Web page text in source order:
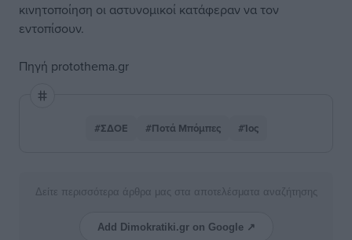
κινητοποίηση οι αστυνομικοί κατάφεραν να τον
εντοπίσουν.
Πηγή protothema.gr
#ΣΔΟΕ #Ποτά Μπόμπες #Ίος
Δείτε περισσότερα άρθρα μας στα αποτελέσματα αναζήτησης
Add Dimokratiki.gr on Google ↗